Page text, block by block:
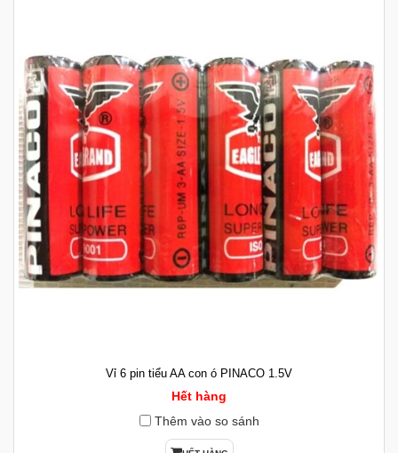
Vỉ 6 pin tiểu AA con ó PINACO 1.5V
Hết hàng
Thêm vào so sánh